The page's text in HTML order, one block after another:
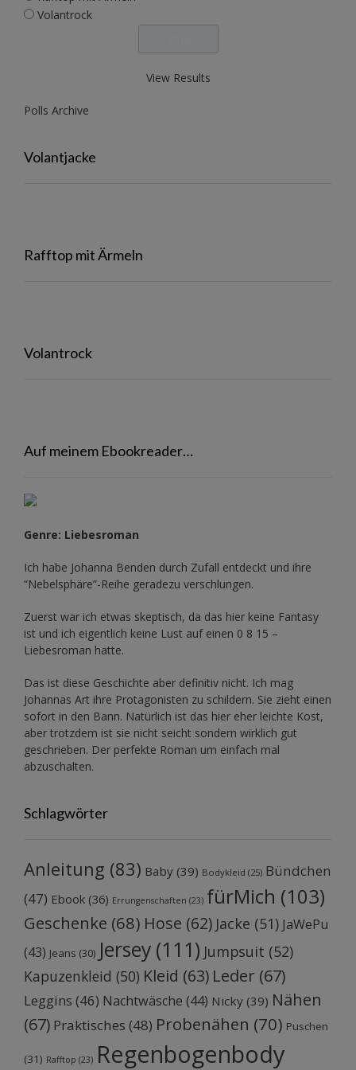
Volantrock
View Results
Polls Archive
Volantjacke
Rafftop mit Ärmeln
Volantrock
Auf meinem Ebookreader…
Genre: Liebesroman
Ich habe Johanna Benden durch Zufall entdeckt und ihre
“Nebelsphäre”-Reihe geradezu verschlungen.
Zuerst war ich etwas skeptisch, da das hier keine Fantasy
ist und ich eigentlich keine Lust auf einen 0 8 15 –
Liebesroman hatte.
Das ist diese Geschichte aber definitiv nicht. Ich mag
Johannas Art ihre Protagonisten zu schildern. Sie zieht einen
sofort in den Bann. Natürlich ist das hier eher leichte Kost,
aber trotzdem ist sie nicht seicht sondern wirklich gut
geschrieben. Der perfekte Roman um einfach mal
abzuschalten.
Schlagwörter
Anleitung (83) Baby (39) Bodykleid (25) Bündchen
(47) Ebook (36) Errungenschaften (23) fürMich (103)
Geschenke (68) Hose (62) Jacke (51) JaWePu
(43) Jeans (30) Jersey (111) Jumpsuit (52)
Kapuzenkleid (50) Kleid (63) Leder (67)
Leggins (46) Nachtwäsche (44) Nicky (39) Nähen
(67) Praktisches (48) Probenähen (70) Puschen
(31) Rafftop (23) Regenbogenbody